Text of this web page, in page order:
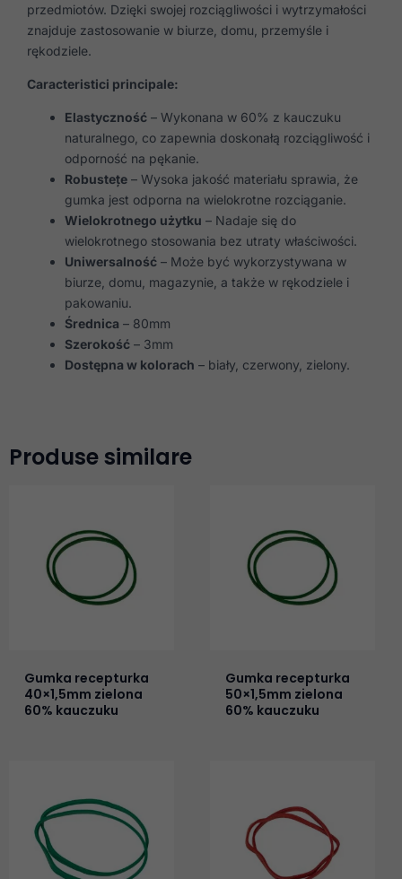
przedmiotów. Dzięki swojej rozciągliwości i wytrzymałości
znajduje zastosowanie w biurze, domu, przemyśle i
rękodziele.
Caracteristici principale:
Elastyczność – Wykonana w 60% z kauczuku
naturalnego, co zapewnia doskonałą rozciągliwość i
odporność na pękanie.
Robustețe – Wysoka jakość materiału sprawia, że
gumka jest odporna na wielokrotne rozciąganie.
Wielokrotnego użytku – Nadaje się do
wielokrotnego stosowania bez utraty właściwości.
Uniwersalność – Może być wykorzystywana w
biurze, domu, magazynie, a także w rękodziele i
pakowaniu.
Średnica – 80mm
Szerokość – 3mm
Dostępna w kolorach – biały, czerwony, zielony.
Produse similare
Gumka recepturka
40×1,5mm zielona
60% kauczuku
Gumka recepturka
50×1,5mm zielona
60% kauczuku